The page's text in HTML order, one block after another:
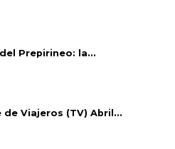
Prepirineo: la...
Viajeros (TV) Abril...